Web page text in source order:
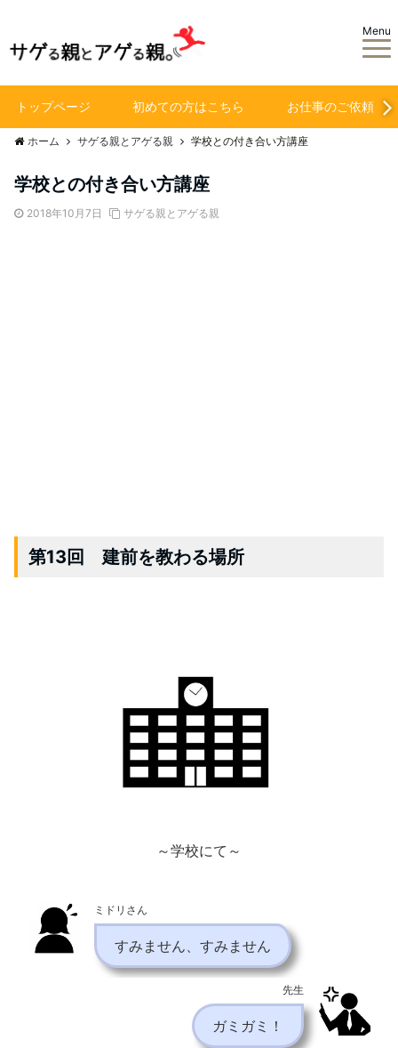
Menu
トップページ 初めての方はこちら お仕事のご依頼
ホーム サゲる親とアゲる親 学校との付き合い方講座
学校との付き合い方講座
2018年10月7日 サゲる親とアゲる親
第13回 建前を教わる場所
～学校にて～
ミドリさん
すみません、すみません
先生
ガミガミ！